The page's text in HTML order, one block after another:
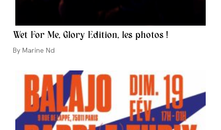
Wet For Me, Glory Edition, les photos !
Auteur/autrice
publication :
Marine Nd